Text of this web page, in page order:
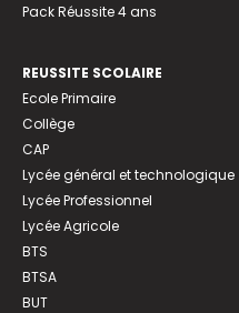
Pack Réussite 4 ans
REUSSITE SCOLAIRE
Ecole Primaire
Collège
CAP
Lycée général et technologique
Lycée Professionnel
Lycée Agricole
BTS
BTSA
BUT